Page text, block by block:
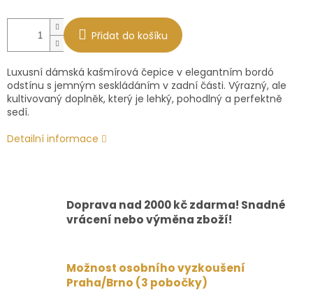
Přidat do košíku
Luxusní dámská kašmírová čepice v elegantním bordó
odstínu s jemným seskládáním v zadní části. Výrazný, ale
kultivovaný doplněk, který je lehký, pohodlný a perfektně
sedí.
Detailní informace
Doprava nad 2000 kč zdarma! Snadné
vrácení nebo výměna zboží!
Možnost osobního vyzkoušení
Praha/Brno (3 pobočky)